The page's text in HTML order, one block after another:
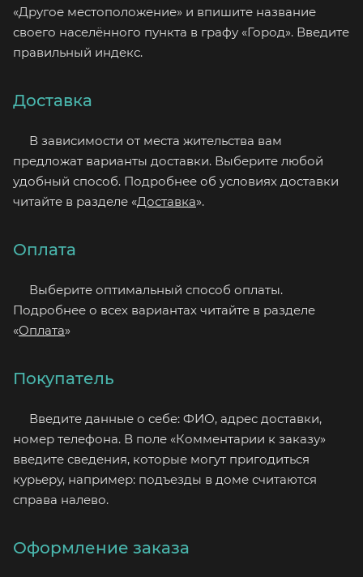
«Другое местоположение» и впишите название
своего населённого пункта в графу «Город». Введите
правильный индекс.
Доставка
В зависимости от места жительства вам
предложат варианты доставки. Выберите любой
удобный способ. Подробнее об условиях доставки
читайте в разделе «Доставка».
Оплата
Выберите оптимальный способ оплаты.
Подробнее о всех вариантах читайте в разделе
«Оплата»
Покупатель
Введите данные о себе: ФИО, адрес доставки,
номер телефона. В поле «Комментарии к заказу»
введите сведения, которые могут пригодиться
курьеру, например: подъезды в доме считаются
справа налево.
Оформление заказа